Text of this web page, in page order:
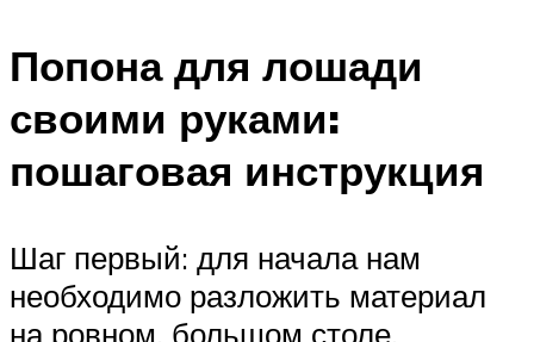
Попона для лошади
своими руками:
пошаговая инструкция
Шаг первый: для начала нам
необходимо разложить материал
на ровном, большом столе.